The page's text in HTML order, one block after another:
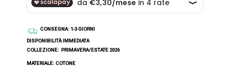
CONSEGNA: 1-3 GIORNI
DISPONIBILITÀ IMMEDIATA
COLLEZIONE: PRIMAVERA/ESTATE 2026
MATERIALE: COTONE